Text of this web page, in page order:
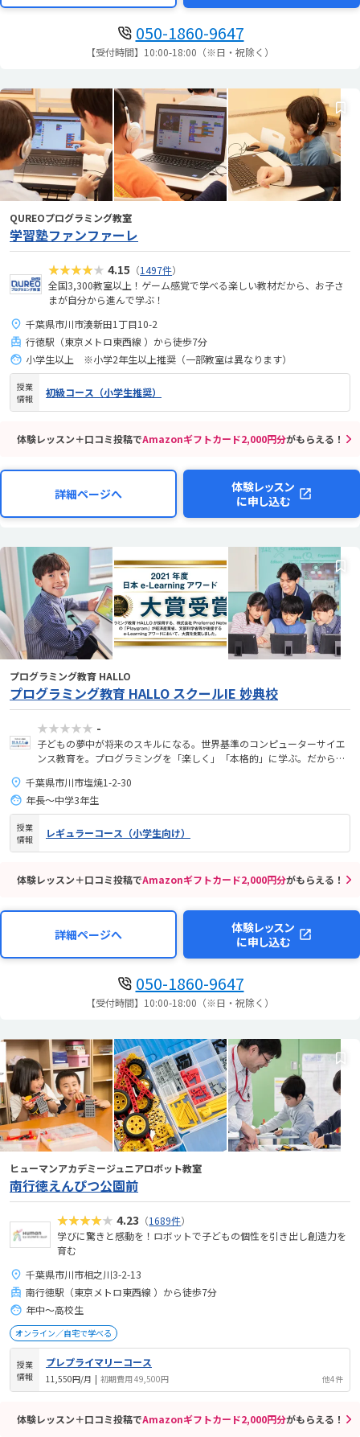
050-1860-9647
【受付時間】10:00-18:00（※日・祝除く）
QUREOプログラミング教室
学習塾ファンファーレ
★★★★★ 4.15 （1497件）
全国3,300教室以上！ゲーム感覚で学べる楽しい教材だから、お子さ
まが自分から進んで学ぶ！
千葉県市川市湊新田1丁目10-2
行徳駅（東京メトロ東西線 ）から徒歩7分
小学生以上 ※小学2年生以上推奨（一部教室は異なります）
授業
情報
初級コース（小学生推奨）
体験レッスン＋口コミ投稿でAmazonギフトカード2,000円分がもらえる！
詳細ページへ
体験レッスン
に申し込む
プログラミング教育 HALLO
プログラミング教育 HALLO スクールIE 妙典校
★★★★★ -
子どもの夢中が将来のスキルになる。世界基準のコンピューターサイエ
ンス教育を。プログラミングを「楽しく」「本格的」に学ぶ。だから、
千葉県市川市塩焼1-2-30
年長～中学3年生
授業
情報
レギュラーコース（小学生向け）
体験レッスン＋口コミ投稿でAmazonギフトカード2,000円分がもらえる！
詳細ページへ
体験レッスン
に申し込む
050-1860-9647
【受付時間】10:00-18:00（※日・祝除く）
ヒューマンアカデミージュニアロボット教室
南行徳えんぴつ公園前
★★★★★ 4.23 （1689件）
学びに驚きと感動を！ロボットで子どもの個性を引き出し創造力を
育む
千葉県市川市相之川3-2-13
南行徳駅（東京メトロ東西線 ）から徒歩7分
年中～高校生
オンライン／自宅で学べる
授業
情報
プレプライマリーコース
11,550円/月 | 初期費用 49,500円 他4件
体験レッスン＋口コミ投稿でAmazonギフトカード2,000円分がもらえる！